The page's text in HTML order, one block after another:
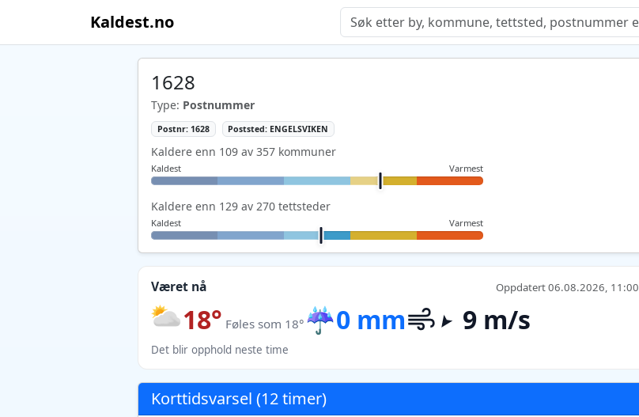
Kaldest.no
1628
Type: Postnummer
Postnr: 1628 Poststed: ENGELSVIKEN
Kaldere enn 109 av 357 kommuner
Kaldest Varmest
Kaldere enn 129 av 270 tettsteder
Kaldest Varmest
Været nå Oppdatert 06.08.2026, 11:00
18° Føles som 18° ☔0 mm 9 m/s
Det blir opphold neste time
Korttidsvarsel (12 timer)